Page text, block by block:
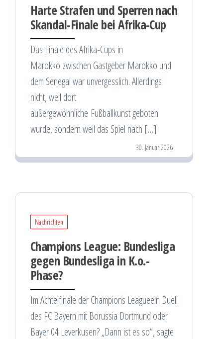
Harte Strafen und Sperren nach
Skandal-Finale bei Afrika-Cup
Das Finale des Afrika-Cups in
Marokko zwischen Gastgeber Marokko und
dem Senegal war unvergesslich. Allerdings
nicht, weil dort
außergewöhnliche Fußballkunst geboten
wurde, sondern weil das Spiel nach […]
30. Januar 2026
Nachrichten
Champions League: Bundesliga
gegen Bundesliga in K.o.-
Phase?
Im Achtelfinale der Champions Leagueein Duell
des FC Bayern mit Borussia Dortmund oder
Bayer 04 Leverkusen? „Dann ist es so“, sagte